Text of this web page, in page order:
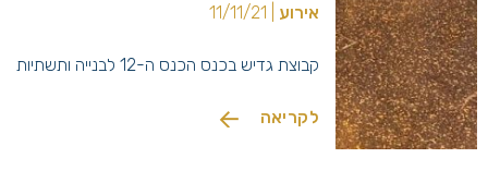
אירוע
קבוצת גדיש בכנס הכנס ה-12 לבנייה ותשתיות
לקריאה